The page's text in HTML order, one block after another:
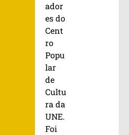
ador
es do
Cent
ro
Popu
lar
de
Cultu
ra da
UNE.
Foi